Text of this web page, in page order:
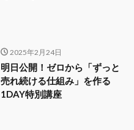
2025年2月24日
明日公開！ゼロから「ずっと
売れ続ける仕組み」を作る
1DAY特別講座